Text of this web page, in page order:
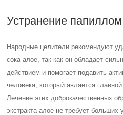
Устранение папиллом
Народные целители рекомендуют
сока алое, так как он обладает
действием и помогает подавить
человека, который является
Лечение этих доброкачественных
экстракта алое не требует больших